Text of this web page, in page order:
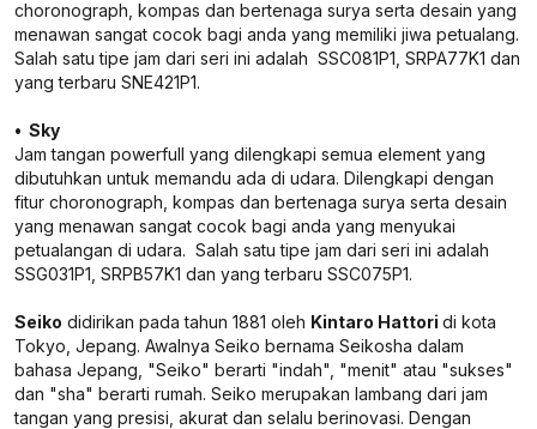
choronograph, kompas dan bertenaga surya serta desain yang
menawan sangat cocok bagi anda yang memiliki jiwa petualang.
Salah satu tipe jam dari seri ini adalah SSC081P1, SRPA77K1 dan
yang terbaru SNE421P1.
• Sky
Jam tangan powerfull yang dilengkapi semua element yang
dibutuhkan untuk memandu ada di udara. Dilengkapi dengan
fitur choronograph, kompas dan bertenaga surya serta desain
yang menawan sangat cocok bagi anda yang menyukai
petualangan di udara. Salah satu tipe jam dari seri ini adalah
SSG031P1, SRPB57K1 dan yang terbaru SSC075P1.
Seiko didirikan pada tahun 1881 oleh Kintaro Hattori di kota
Tokyo, Jepang. Awalnya Seiko bernama Seikosha dalam
bahasa Jepang, "Seiko" berarti "indah", "menit" atau "sukses"
dan "sha" berarti rumah. Seiko merupakan lambang dari jam
tangan yang presisi, akurat dan selalu berinovasi. Dengan